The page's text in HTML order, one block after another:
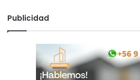
Publicidad